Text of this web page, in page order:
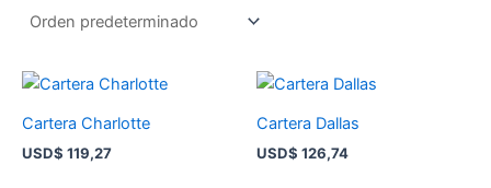
Cartera Charlotte
USD$ 119,27
Cartera Dallas
USD$ 126,74